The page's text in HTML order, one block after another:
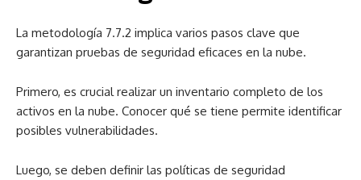
La metodología 7.7.2 implica varios pasos clave que
garantizan pruebas de seguridad eficaces en la nube.
Primero, es crucial realizar un inventario completo de los
activos en la nube. Conocer qué se tiene permite identificar
posibles vulnerabilidades.
Luego, se deben definir las políticas de seguridad